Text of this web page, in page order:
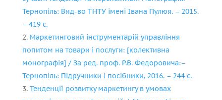
Тернопіль: Вид-во ТНТУ імені Івана Пулюя. – 2015.
– 419 с.
Маркетинговий інструментарій управління
попитом на товари і послуги: [колективна
монографія] / За ред. проф. Р.В. Федоровича:–
Тернопіль: Підручники і посібники, 2016. – 244 с.
Тенденції розвитку маркетингу в умовах